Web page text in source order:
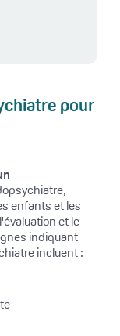
pour
enfants et les
et le
indiquant
incluent :